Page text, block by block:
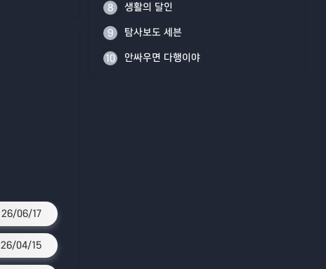
26/06/17
26/04/15
8 생활의 달인
9 탐사보도 세븐
10 안싸우면 다행이야